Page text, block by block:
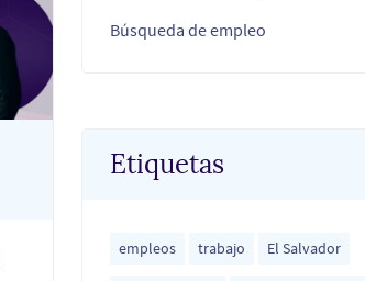
Búsqueda de empleo
Etiquetas
empleos trabajo El Salvador